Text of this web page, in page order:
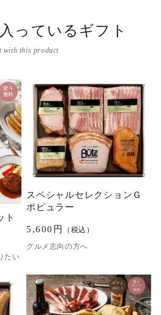
っているギフト
with this product
ト
たい
スペシャルセレクションＧ
ポピュラー
5,600 円
（税込）
グルメ志向の方へ